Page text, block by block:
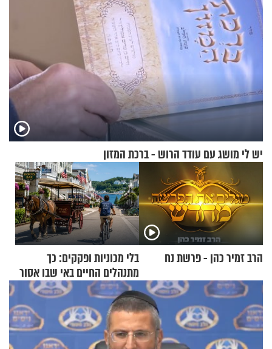
יש לי מושג עם עודד הרוש - ברכת המזון
הרב זמיר כהן - פרשת נח
בלי מכוניות ופקקים: כך
מתנהלים החיים באי שבו אסור
לנהוג כבר יותר מ-120 שנה